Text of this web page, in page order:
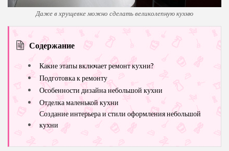
Даже в хрущевке можно сделать великолепную кухню
Содержание
Какие этапы включает ремонт кухни?
Подготовка к ремонту
Особенности дизайна небольшой кухни
Отделка маленькой кухни
Создание интерьера и стили оформления небольшой
кухни